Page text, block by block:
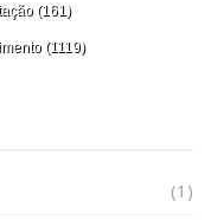
(161)
(1119)
(1)